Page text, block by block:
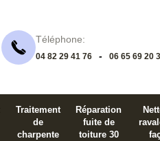
Téléphone:
04 82 29 41 76 - 06 65 69 20
Traitement
de
charpente
Réparation
fuite de
toiture 30